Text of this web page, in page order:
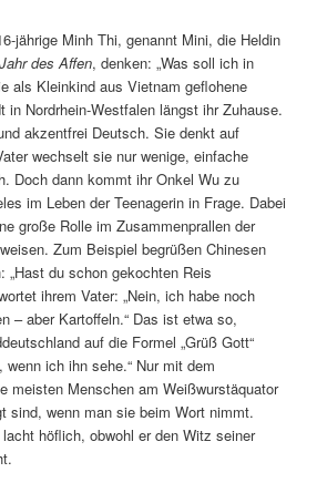
jährige Minh Thi, genannt Mini, die Heldin
des Affen, denken: „Was soll ich in
als Kleinkind aus Vietnam geflohene
in Nordrhein-Westfalen längst ihr Zuhause.
akzentfrei Deutsch. Sie denkt auf
wechselt sie nur wenige, einfache
Doch dann kommt ihr Onkel Wu zu
im Leben der Teenagerin in Frage. Dabei
große Rolle im Zusammenprallen der
Zum Beispiel begrüßen Chinesen
„Hast du schon gekochten Reis
ihrem Vater: „Nein, ich habe noch
– aber Kartoffeln.“ Das ist etwa so,
auf die Formel „Grüß Gott“
wenn ich ihn sehe.“ Nur mit dem
meisten Menschen am Weißwurstäquator
sind, wenn man sie beim Wort nimmt.
höflich, obwohl er den Witz seiner